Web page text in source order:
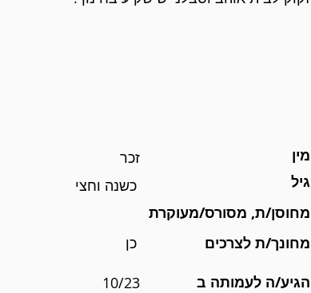
זכר
כשנה וחצי
מין
גיל
מחוסן/ת, מסורס/מעוקרת
כן
מחונך/ת לצרכים
הגיע/ה לעמותה ב
10/23